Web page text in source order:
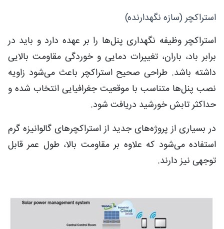
استراکچر (سازه نگهدارنده)
استراکچر وظیفه نگهداری پنل‌ها را بر عهده دارد و باید در
برابر باد، باران، تغییرات دمایی و خوردگی مقاومت بالایی
داشته باشد. طراحی صحیح استراکچر باعث می‌شود زاویه
نصب پنل‌ها متناسب با موقعیت جغرافیایی انتخاب شده و
حداکثر تابش خورشید دریافت شود.
در بسیاری از پروژه‌های جدید از استراکچرهای گالوانیزه گرم
استفاده می‌شود که علاوه بر مقاومت بالا، طول عمر قابل
توجهی نیز دارند.